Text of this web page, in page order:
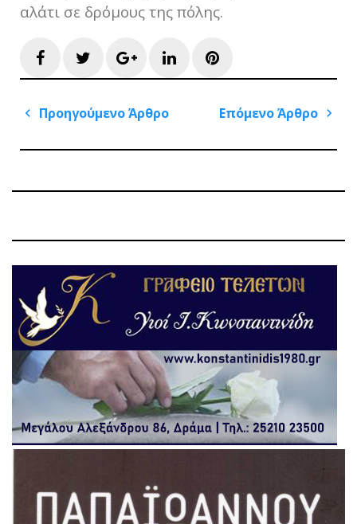
αλάτι σε δρόμους της πόλης.
FacebookTwitterGoogle+LinkedInPinterest
Πλοήγηση
Προηγούμενο Άρθρο
Επόμενο Άρθρο